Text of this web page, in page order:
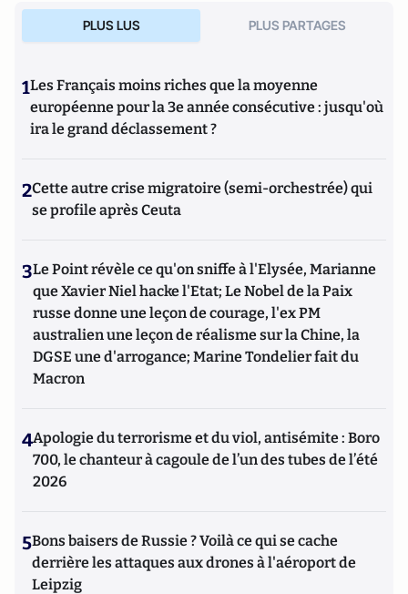
principalement sur le secteur de la tech, les industries
créatives et culturelles, l'automobile, ainsi que les
industries de réseau
PLUS LUS PLUS PARTAGES
1Les Français moins riches que la moyenne
européenne pour la 3e année consécutive : jusqu'où
ira le grand déclassement ?
2Cette autre crise migratoire (semi-orchestrée) qui
se profile après Ceuta
3Le Point révèle ce qu'on sniffe à l'Elysée, Marianne
que Xavier Niel hacke l'Etat; Le Nobel de la Paix
russe donne une leçon de courage, l'ex PM
australien une leçon de réalisme sur la Chine, la
DGSE une d'arrogance; Marine Tondelier fait du
Macron
4Apologie du terrorisme et du viol, antisémite : Boro
700, le chanteur à cagoule de l’un des tubes de l’été
2026
5Bons baisers de Russie ? Voilà ce qui se cache
derrière les attaques aux drones à l'aéroport de
Leipzig